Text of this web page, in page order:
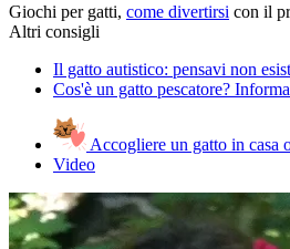
Giochi per gatti, come divertirsi con il
Altri consigli
Il gatto autistico: pensavi non
Cos'è un gatto pescatore?
Accogliere un gatto in casa
Video